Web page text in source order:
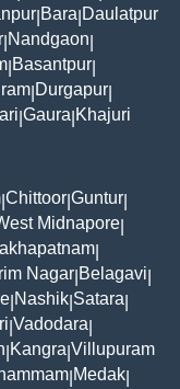
Bara Daulatpur
Nandgaon
Basantpur
Durgapur
Gaura Khajuri
Chittoor Guntur
Midnapore
Nagar Belagavi
Nashik Satara
Vadodara
Kangra Villupuram
Medak